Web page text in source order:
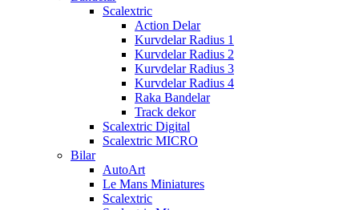
Scalextric
Action Delar
Kurvdelar Radius 1
Kurvdelar Radius 2
Kurvdelar Radius 3
Kurvdelar Radius 4
Raka Bandelar
Track dekor
Scalextric Digital
Scalextric MICRO
Bilar
AutoArt
Le Mans Miniatures
Scalextric